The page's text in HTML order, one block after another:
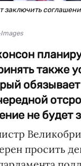
также
не будет
просить